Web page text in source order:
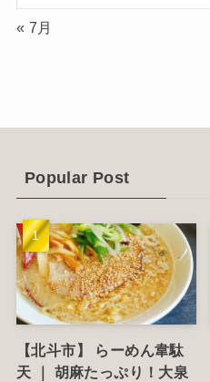
(2)
(4)
(5)
« 7月
Popular Post
【北斗市】 らーめん韋駄
天 ｜ 胡麻たっぷり！大泉